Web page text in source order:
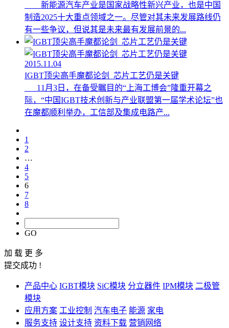
新能源汽车产业是国家战略性新兴产业，也是中国
制造2025十大重点领域之一。尽管对其未来发展路线仍
有一些争议，但说其是未来最有发展前景的...
2015.11.04
IGBT顶尖高手魔都论剑 芯片工艺仍是关键
11月3日，在备受瞩目的“上海工博会”隆重开幕之
际，“中国IGBT技术创新与产业联盟第一届学术论坛”也
在魔都顺利举办，工信部及集成电路产...
1
2
…
4
5
6
7
8
GO
加 载 更 多
提交成功 !
产品中心 IGBT模块 SiC模块 分立器件 IPM模块 二极管
模块
应用方案 工业控制 汽车电子 能源 家电
服务支持 设计支持 资料下载 营销网络